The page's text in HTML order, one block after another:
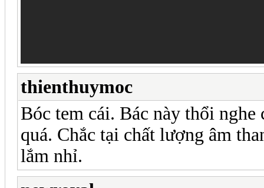
thienthuymoc
Bóc tem cái. Bác này thổi
quá. Chắc tại chất lượng âm
lắm nhỉ.